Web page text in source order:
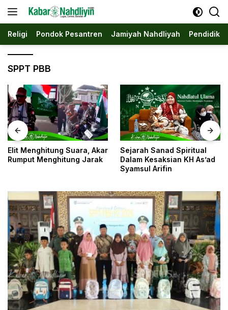
Religi Pondok Pesantren Jamiyah Nahdliyah
SPPT PBB
Suara, Akar
Jarak
Sejarah Sanad Spiritual
Dalam Kesaksian KH As’ad
Jombang:
Kota